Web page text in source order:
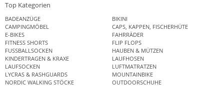
Top Kategorien
BADEANZÜGE
BIKINI
CAMPINGMÖBEL
CAPS, KAPPEN, FISCHERHÜTE
E-BIKES
FAHRRÄDER
FITNESS SHORTS
FLIP FLOPS
FUSSBALLSOCKEN
HAUBEN & MÜTZEN
KINDERTRAGEN & KRAXE
LAUFHOSEN
LAUFSOCKEN
LUFTMATRATZEN
LYCRAS & RASHGUARDS
MOUNTAINBIKE
NORDIC WALKING STÖCKE
OUTDOORSCHUHE